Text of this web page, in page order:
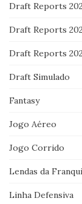
Draft Reports
Draft Reports
Draft Reports
Draft Simulado
Fantasy
Jogo Aéreo
Jogo Corrido
Lendas da
Linha Defensiva